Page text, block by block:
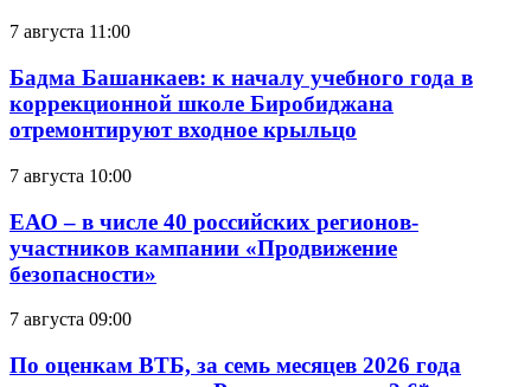
7 августа 11:00
Бадма Башанкаев: к началу учебного года в
коррекционной школе Биробиджана
отремонтируют входное крыльцо
7 августа 10:00
ЕАО – в числе 40 российских регионов-
участников кампании «Продвижение
безопасности»
7 августа 09:00
По оценкам ВТБ, за семь месяцев 2026 года